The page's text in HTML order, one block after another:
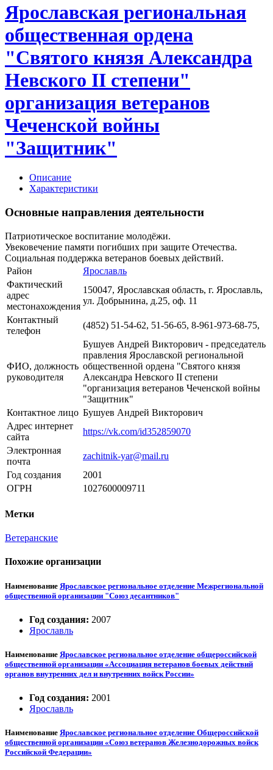
Ярославская региональная
общественная ордена
"Святого князя Александра
Невского II степени"
организация ветеранов
Чеченской войны
"Защитник"
Описание
Характеристики
Основные направления деятельности
Патриотическое воспитание молодёжи.
Увековечение памяти погибших при защите Отечества.
Социальная поддержка ветеранов боевых действий.
Район
Ярославль
Фактический
адрес
местонахождения
150047, Ярославская область, г. Ярославль,
ул. Добрынина, д.25, оф. 11
Контактный
телефон
(4852) 51-54-62, 51-56-65, 8-961-973-68-75,
ФИО, должность
руководителя
Бушуев Андрей Викторович - председатель
правления Ярославской региональной
общественной ордена "Святого князя
Александра Невского II степени
"организация ветеранов Чеченской войны
"Защитник"
Контактное лицо Бушуев Андрей Викторович
Адрес интернет
сайта
https://vk.com/id352859070
Электронная
почта
zachitnik-yar@mail.ru
Год создания
2001
ОГРН
1027600009711
Метки
Ветеранские
Похожие организации
Наименование Ярославское региональное отделение Межрегиональной
общественной организации "Союз десантников"
Год создания: 2007
Ярославль
Наименование Ярославское региональное отделение общероссийской
общественной организации «Ассоциация ветеранов боевых действий
органов внутренних дел и внутренних войск России»
Год создания: 2001
Ярославль
Наименование Ярославское региональное отделение Общероссийской
общественной организации «Союз ветеранов Железнодорожных войск
Российской Федерации»